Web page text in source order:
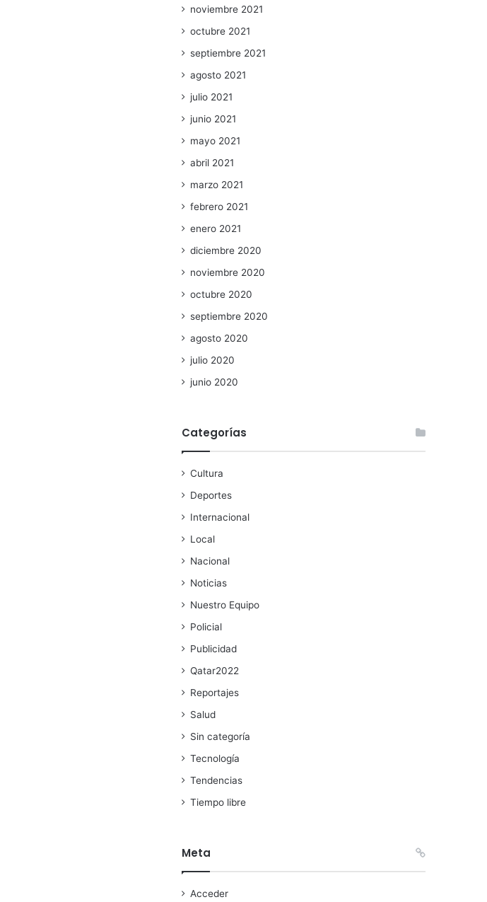
noviembre 2021
octubre 2021
septiembre 2021
agosto 2021
julio 2021
junio 2021
mayo 2021
abril 2021
marzo 2021
febrero 2021
enero 2021
diciembre 2020
noviembre 2020
octubre 2020
septiembre 2020
agosto 2020
julio 2020
junio 2020
Categorías
Cultura
Deportes
Internacional
Local
Nacional
Noticias
Nuestro Equipo
Policial
Publicidad
Qatar2022
Reportajes
Salud
Sin categoría
Tecnología
Tendencias
Tiempo libre
Meta
Acceder